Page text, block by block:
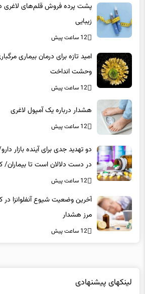
پشت پرده فروش قلم‌های لاغری
زیبایی
12 ساعت پیش
امید تازه برای درمان بیماری
وحشت انداخت
12 ساعت پیش
هشدار درباره یک آمپول لاغری
12 ساعت پیش
دو تهدید جدی برای آینده بازار
در دست دلالان است تا بیماران/
دارویی محسوس‌تر است؟
12 ساعت پیش
مرز هشدار
12 ساعت پیش
لینکهای پیشنهادی